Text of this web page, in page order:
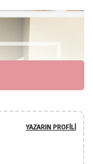
YAZARIN PROFILI